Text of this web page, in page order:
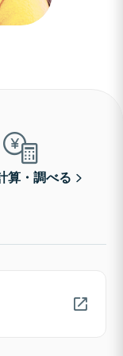
算・調べる